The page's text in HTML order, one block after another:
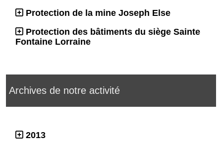
Protection de la mine Joseph Else
Protection des bâtiments du siège Sainte
Fontaine Lorraine
Archives de notre activité
2013